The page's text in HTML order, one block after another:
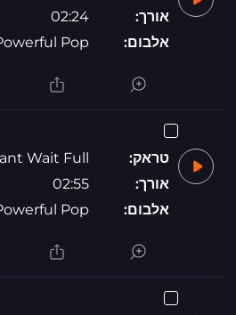
אורך:
02:24
אלבום:
Pop
טראק:
Wait Full
אורך:
02:55
אלבום:
Pop